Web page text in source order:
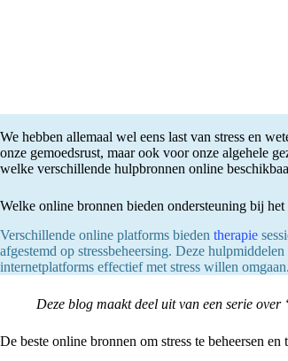
We hebben allemaal wel eens last van stress en
onze gemoedsrust, maar ook voor onze algehele
welke verschillende hulpbronnen online
Welke online bronnen bieden ondersteuning bij het
Verschillende online platforms bieden therapie
afgestemd op stressbeheersing. Deze
internetplatforms effectief met stress willen omgaan.
Deze blog maakt deel uit van een serie over
De beste online bronnen om stress te beheersen en